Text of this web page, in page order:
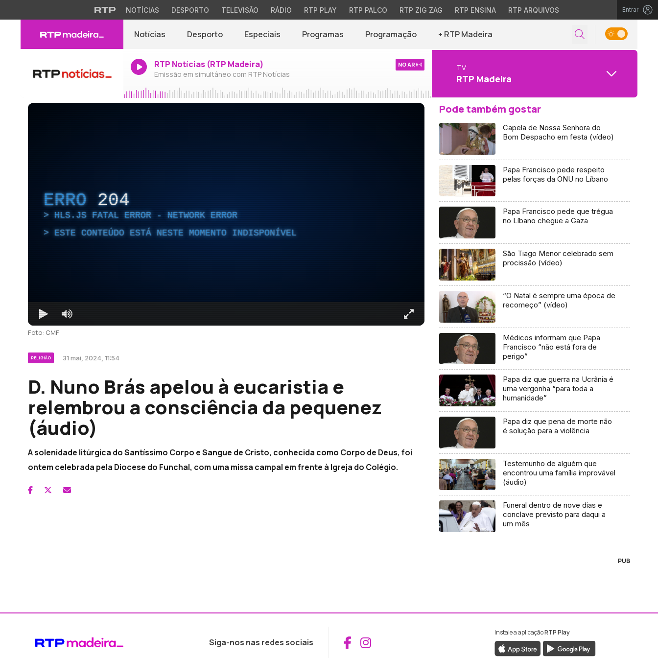
NOTÍCIAS DESPORTO TELEVISÃO RÁDIO RTP PLAY RTP PALCO RTP ZIG ZAG RTP ENSINA RTP ARQUIVOS Entrar
Notícias Desporto Especiais Programas Programação + RTP Madeira
RTP Notícias (RTP Madeira)
Emissão em simultâneo com RTP Notícias
NO AR TV
RTP Madeira
ERRO 204
HLS.JS FATAL ERROR - NETWORK ERROR
ESTE CONTEÚDO ESTÁ NESTE MOMENTO INDISPONÍVEL
Foto: CMF
RELIGIÃO 31 mai, 2024, 11:54
D. Nuno Brás apelou à eucaristia e
relembrou a consciência da pequenez
(áudio)
A solenidade litúrgica do Santíssimo Corpo e Sangue de Cristo, conhecida como Corpo de Deus, foi
ontem celebrada pela Diocese do Funchal, com uma missa campal em frente à Igreja do Colégio.
Pode também gostar
Capela de Nossa Senhora do
Bom Despacho em festa (vídeo)
Papa Francisco pede respeito
pelas forças da ONU no Líbano
Papa Francisco pede que trégua
no Líbano chegue a Gaza
São Tiago Menor celebrado sem
procissão (vídeo)
“O Natal é sempre uma época de
recomeço” (vídeo)
Médicos informam que Papa
Francisco “não está fora de
perigo”
Papa diz que guerra na Ucrânia é
uma vergonha “para toda a
humanidade”
Papa diz que pena de morte não
é solução para a violência
Testemunho de alguém que
encontrou uma família improvável
(áudio)
Funeral dentro de nove dias e
conclave previsto para daqui a
um mês
PUB
Siga-nos nas redes sociais Aceder ao Facebook da RTP Madeira
Aceder ao Instagram da RTP Madeira
Instale a aplicaçãoRTP Play